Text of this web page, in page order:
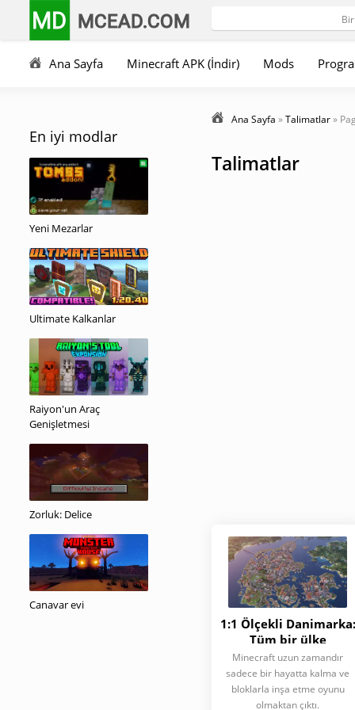
MD MCEAD.COM
Ana Sayfa Minecraft APK (İndir) Mods
En iyi modlar
Yeni Mezarlar
Ultimate Kalkanlar
Raiyon'un Araç
Genişletmesi
Zorluk: Delice
Canavar evi
Ana Sayfa »Talimatlar»
Talimatlar
1:1 Ölçekli Danimarka:
Tüm bir ülke
Minecraft'a nasıl ve
neden taşındı?
Minecraft uzun zamandır
sadece bir hayatta kalma ve
bloklarla inşa etme oyunu
olmaktan çıktı.